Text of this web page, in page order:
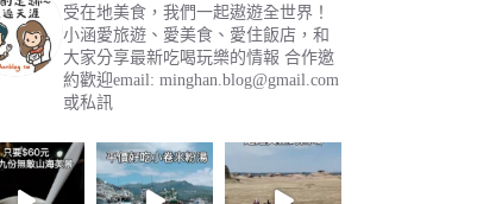
受在地美食，我們一起遨遊全世界！
小涵愛旅遊、愛美食、愛住飯店，和
大家分享最新吃喝玩樂的情報 合作邀
約歡迎email: minghan.blog@gmail.com
或私訊